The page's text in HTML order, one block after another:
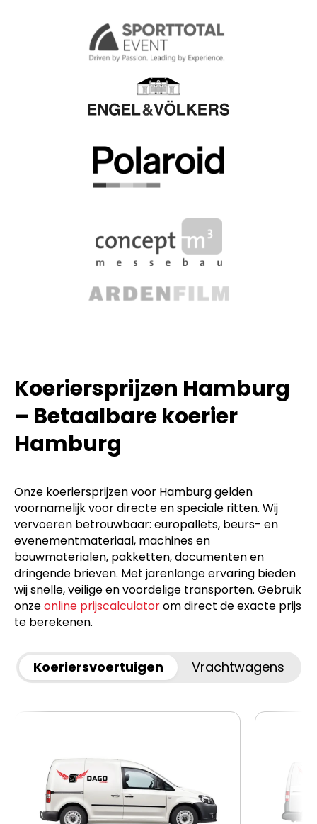
Koeriersprijzen Hamburg
– Betaalbare koerier
Hamburg
Onze koeriersprijzen voor Hamburg gelden
voornamelijk voor directe en speciale ritten. Wij
vervoeren betrouwbaar: europallets, beurs- en
evenementmateriaal, machines en
bouwmaterialen, pakketten, documenten en
dringende brieven. Met jarenlange ervaring bieden
wij snelle, veilige en voordelige transporten. Gebruik
onzeonline prijscalculatorom direct de exacte prijs
te berekenen.
Koeriersvoertuigen Vrachtwagens